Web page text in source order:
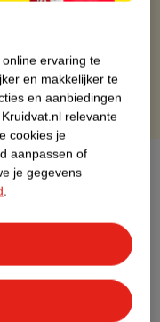
ervaring te
en makkelijker te
en aanbiedingen
relevante
cookies je
aanpassen of
je gegevens
.